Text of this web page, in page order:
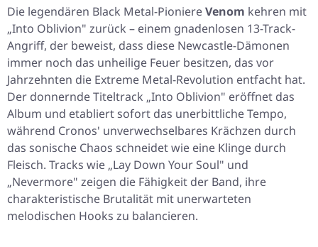
Die legendären Black Metal-PioniereVenom kehren mit
„Into Oblivion" zurück – einem gnadenlosen 13-Track-
Angriff, der beweist, dass diese Newcastle-Dämonen
immer noch das unheilige Feuer besitzen, das vor
Jahrzehnten die Extreme Metal-Revolution entfacht hat.
Der donnernde Titeltrack „Into Oblivion" eröffnet das
Album und etabliert sofort das unerbittliche Tempo,
während Cronos' unverwechselbares Krächzen durch
das sonische Chaos schneidet wie eine Klinge durch
Fleisch. Tracks wie „Lay Down Your Soul" und
„Nevermore" zeigen die Fähigkeit der Band, ihre
charakteristische Brutalität mit unerwarteten
melodischen Hooks zu balancieren.